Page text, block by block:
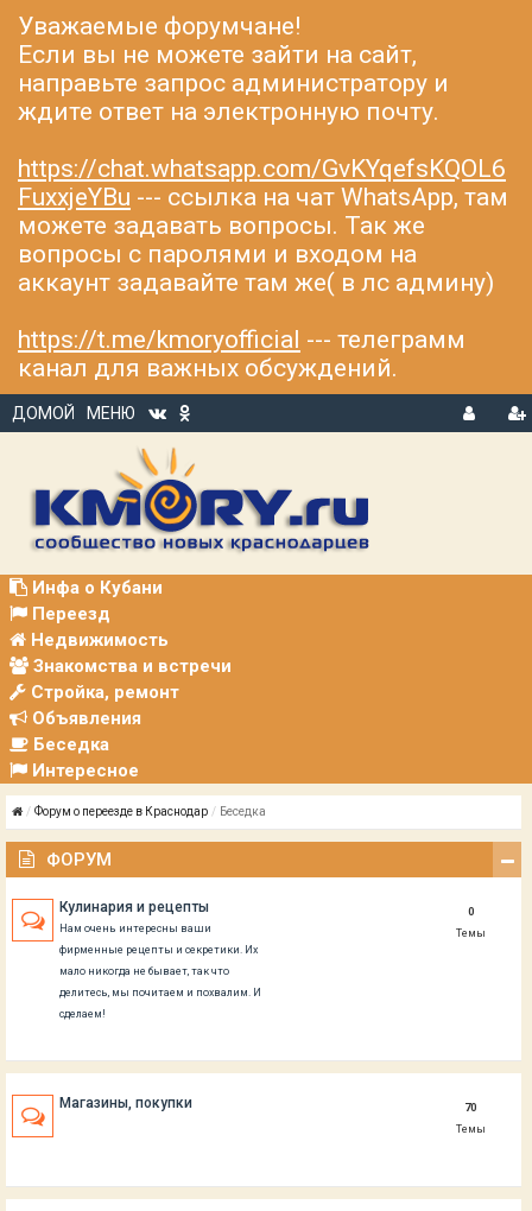
Уважаемые форумчане!
Если вы не можете зайти на сайт,
направьте запрос администратору и
ждите ответ на электронную почту.
https://chat.whatsapp.com/GvKYqefsKQOL6
FuxxjeYBu --- ссылка на чат WhatsApp, там
можете задавать вопросы. Так же
вопросы с паролями и входом на
аккаунт задавайте там же( в лс админу)
https://t.me/kmoryofficial --- телеграмм
канал для важных обсуждений.
ДОМОЙ
МЕНЮ
В
Р
Инфа о Кубани
Переезд
Недвижимость
Знакомства и встречи
Стройка, ремонт
Объявления
Беседка
Интересное
Форум о переезде в Краснодар Беседка
ФОРУМ
Кулинария и рецепты
Нам очень интересны ваши
фирменные рецепты и секретики. Их
мало никогда не бывает, так что
делитесь, мы почитаем и похвалим. И
сделаем!
0
Темы
Магазины, покупки
70
Темы